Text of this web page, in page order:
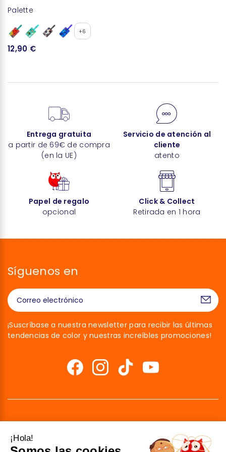
Palette
+6
12,90 €
Entrega gratuita
a partir de 69€ de compra
(en la UE)
Servicio de atención al
cliente
atento
Papel de regalo
opcional
Click & Collect
Retirada en 1 hora
Síguenos en
¡Suscríbase a nuestra newsletter para recibir las últimas
tendencias de color y nuestras increíbles promociones!
¡Hola!